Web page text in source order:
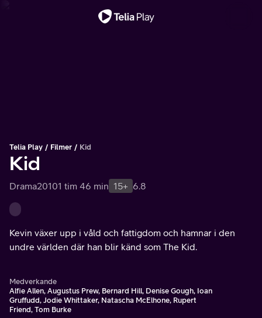
Telia Play Filmer Kid
Kid
Drama20101 tim 46 min 15+ 6.8
Kevin växer upp i våld och fattigdom och hamnar i den
undre världen där han blir känd som The Kid.
Medverkande
Alfie Allen, Augustus Prew, Bernard Hill, Denise Gough, Ioan
Gruffudd, Jodie Whittaker, Natascha McElhone, Rupert
Friend, Tom Burke